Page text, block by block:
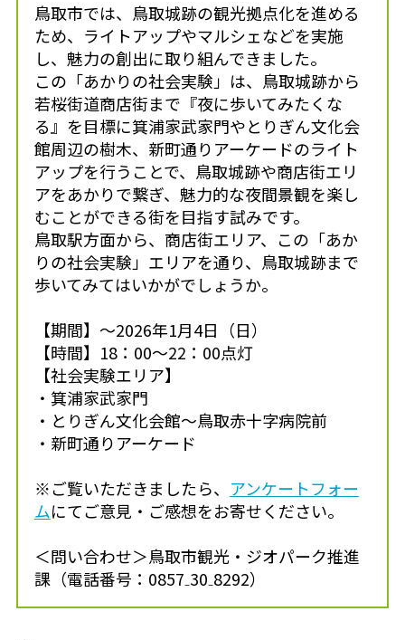
鳥取市では、鳥取城跡の観光拠点化を進める
ため、ライトアップやマルシェなどを実施
し、魅力の創出に取り組んできました。
この「あかりの社会実験」は、鳥取城跡から
若桜街道商店街まで『夜に歩いてみたくな
る』を目標に箕浦家武家門やとりぎん文化会
館周辺の樹木、新町通りアーケードのライト
アップを行うことで、鳥取城跡や商店街エリ
アをあかりで繋ぎ、魅力的な夜間景観を楽し
むことができる街を目指す試みです。
鳥取駅方面から、商店街エリア、この「あか
りの社会実験」エリアを通り、鳥取城跡まで
歩いてみてはいかがでしょうか。
【期間】～2026年1月4日（日）
【時間】18：00～22：00点灯
【社会実験エリア】
・箕浦家武家門
・とりぎん文化会館～鳥取赤十字病院前
・新町通りアーケード
※ご覧いただきましたら、 アンケートフォー
ムにてご意見・ご感想をお寄せください。
＜問い合わせ＞鳥取市観光・ジオパーク推進
課（電話番号：0857₋30₋8292）